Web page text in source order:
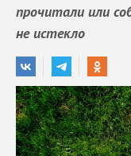
прочитали или
не истекло